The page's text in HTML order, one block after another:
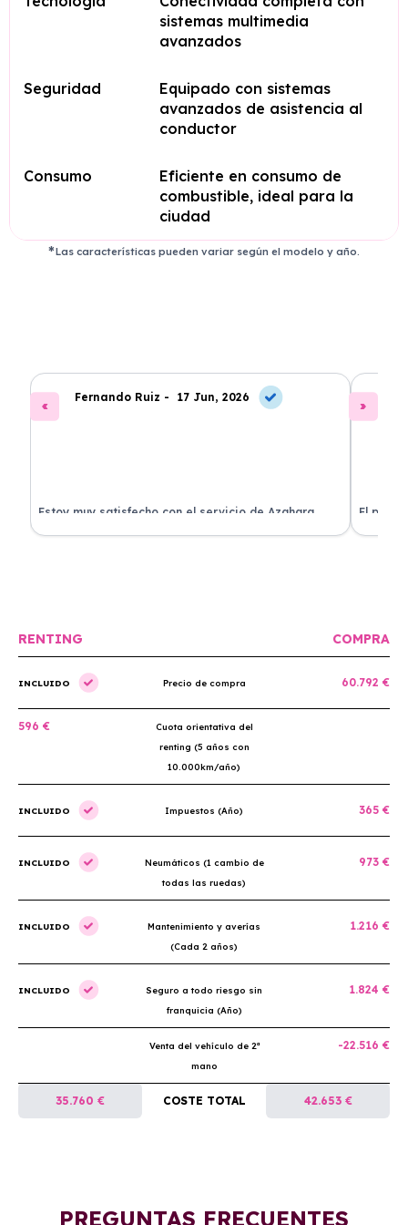
sistemas multimedia
avanzados
Seguridad
Equipado con sistemas
avanzados de asistencia al
conductor
Consumo
Eficiente en consumo de
combustible, ideal para la
ciudad
Las características pueden variar según el modelo y año.
Fernando Ruiz - 17 Jun, 2026
Estoy muy satisfecho con el servicio de Azahara
Renting. El coche está en perfectas condiciones y el
El
llegó
RENTING COMPRA
INCLUIDO Precio de compra 60.792 €
596 €
Cuota orientativa del
renting (5 años con
10.000km/año)
INCLUIDO Impuestos (Año) 365 €
INCLUIDO
Neumáticos (1 cambio de
todas las ruedas)
973 €
INCLUIDO
Mantenimiento y averías
(Cada 2 años)
1.216 €
INCLUIDO
Seguro a todo riesgo sin
franquicia (Año)
1.824 €
Venta del vehículo de 2ª
mano
-22.516 €
35.760 € COSTE TOTAL 42.653 €
PREGUNTAS FRECUENTES